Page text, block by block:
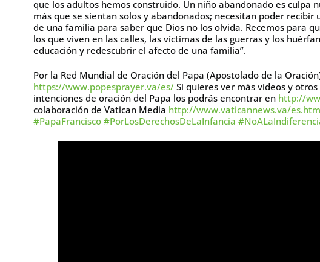
que los adultos hemos construido. Un niño abandonado es culpa
más que se sientan solos y abandonados; necesitan poder
de una familia para saber que Dios no los olvida. Recemos para
los que viven en las calles, las víctimas de las guerras y los
educación y redescubrir el afecto de una familia”.
Por la Red Mundial de Oración del Papa (Apostolado de la
https://www.popesprayer.va/es/ Si quieres ver más vídeos y
intenciones de oración del Papa los podrás encontrar en http://
colaboración de Vatican Media http://www.vaticannews.va/
#PapaFrancisco #PorLosDerechosDeLaInfancia